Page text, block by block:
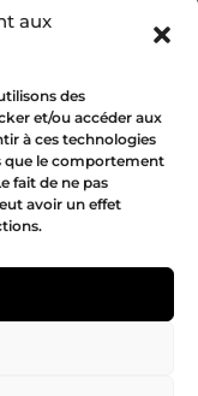
aux
des
et/ou accéder aux
à ces technologies
que le comportement
fait de ne pas
avoir un effet